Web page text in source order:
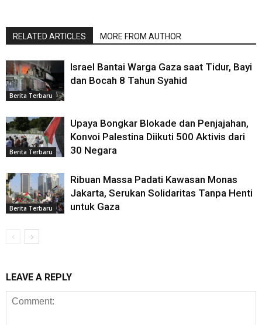
RELATED ARTICLES MORE FROM AUTHOR
Berita Terbaru
Israel Bantai Warga Gaza saat Tidur, Bayi
dan Bocah 8 Tahun Syahid
Berita Terbaru
Upaya Bongkar Blokade dan Penjajahan,
Konvoi Palestina Diikuti 500 Aktivis dari
30 Negara
Berita Terbaru
Ribuan Massa Padati Kawasan Monas
Jakarta, Serukan Solidaritas Tanpa Henti
untuk Gaza
LEAVE A REPLY